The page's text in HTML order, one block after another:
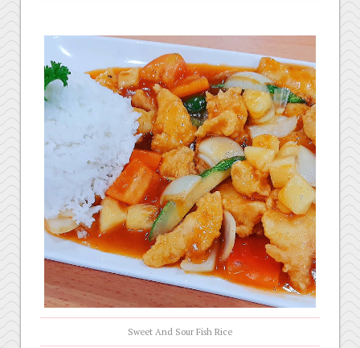
Sweet And Sour Fish Rice